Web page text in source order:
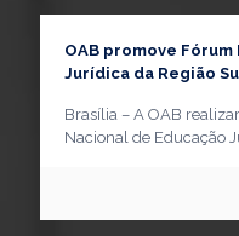
OAB promove
Jurídica da Região
Brasília – A OAB
Nacional de Educação